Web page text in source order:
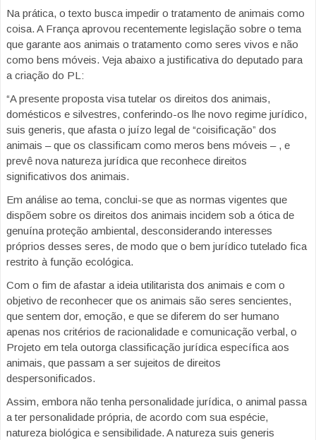
Na prática, o texto busca impedir o tratamento de animais como
coisa. A França aprovou recentemente legislação sobre o tema
que garante aos animais o tratamento como seres vivos e não
como bens móveis. Veja abaixo a justificativa do deputado para
a criação do PL:
“A presente proposta visa tutelar os direitos dos animais,
domésticos e silvestres, conferindo-os lhe novo regime jurídico,
suis generis, que afasta o juízo legal de “coisificação” dos
animais – que os classificam como meros bens móveis – , e
prevê nova natureza jurídica que reconhece direitos
significativos dos animais.
Em análise ao tema, conclui-se que as normas vigentes que
dispõem sobre os direitos dos animais incidem sob a ótica de
genuína proteção ambiental, desconsiderando interesses
próprios desses seres, de modo que o bem jurídico tutelado fica
restrito à função ecológica.
Com o fim de afastar a ideia utilitarista dos animais e com o
objetivo de reconhecer que os animais são seres sencientes,
que sentem dor, emoção, e que se diferem do ser humano
apenas nos critérios de racionalidade e comunicação verbal, o
Projeto em tela outorga classificação jurídica específica aos
animais, que passam a ser sujeitos de direitos
despersonificados.
Assim, embora não tenha personalidade jurídica, o animal passa
a ter personalidade própria, de acordo com sua espécie,
natureza biológica e sensibilidade. A natureza suis generis